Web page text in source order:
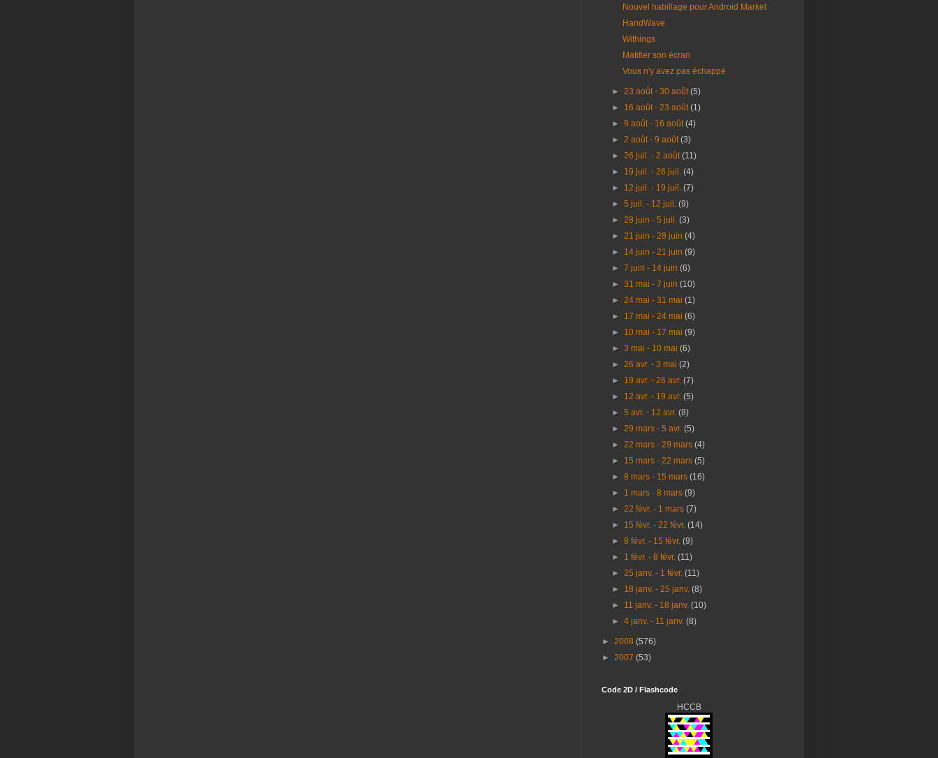
Nouvel habillage pour Android Market
HandWave
Withings
Matifier son écran
Vous n'y avez pas échappé
►23 août - 30 août(5)
► 16 août - 23 août(1)
►9 août - 16 août(4)
►2 août - 9 août(3)
►26 juil. - 2 août(11)
► 19 juil. - 26 juil.(4)
► 12 juil. - 19 juil.(7)
►5 juil. - 12 juil.(9)
►28 juin - 5 juil.(3)
►21 juin - 28 juin(4)
► 14 juin - 21 juin(9)
►7 juin - 14 juin(6)
►31 mai - 7 juin(10)
►24 mai - 31 mai(1)
► 17 mai - 24 mai(6)
► 10 mai - 17 mai(9)
►3 mai - 10 mai(6)
►26 avr. - 3 mai(2)
► 19 avr. - 26 avr.(7)
► 12 avr. - 19 avr.(5)
►5 avr. - 12 avr.(8)
►29 mars - 5 avr.(5)
►22 mars - 29 mars(4)
► 15 mars - 22 mars(5)
►8 mars - 15 mars(16)
► 1 mars - 8 mars(9)
►22 févr. - 1 mars(7)
► 15 févr. - 22 févr.(14)
►8 févr. - 15 févr.(9)
► 1 févr. - 8 févr.(11)
►25 janv. - 1 févr.(11)
► 18 janv. - 25 janv.(8)
► 11 janv. - 18 janv.(10)
►4 janv. - 11 janv.(8)
► 2008 (576)
► 2007 (53)
Code 2D / Flashcode
HCCB